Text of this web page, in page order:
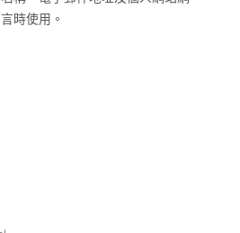
時使用。